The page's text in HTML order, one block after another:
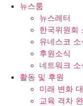
뉴스룸
뉴스레터
한국위원회
유네스코 소
후원소식
네트워크 소
활동 및 후원
미래 변화
교육 격차